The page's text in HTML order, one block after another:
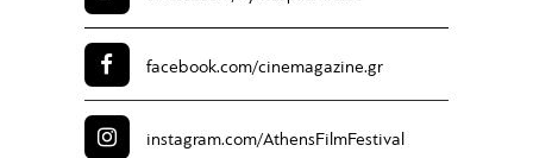
facebook.com/cinemagazine.gr
instagram.com/AthensFilmFestival